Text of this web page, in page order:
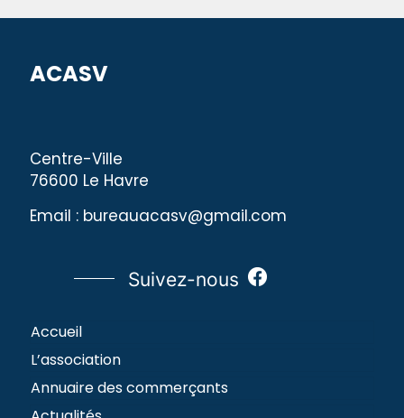
ACASV
Centre-Ville
76600 Le Havre
Email : bureauacasv@gmail.com
Suivez-nous
Accueil
L’association
Annuaire des commerçants